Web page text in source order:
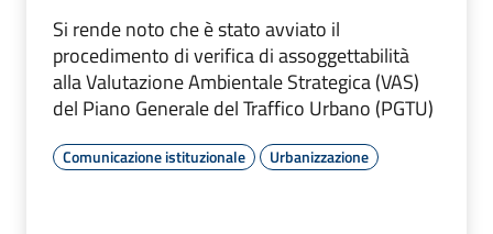
Si rende noto che è stato avviato il
procedimento di verifica di assoggettabilità
alla Valutazione Ambientale Strategica (VAS)
del Piano Generale del Traffico Urbano (PGTU)
Comunicazione istituzionale Urbanizzazione